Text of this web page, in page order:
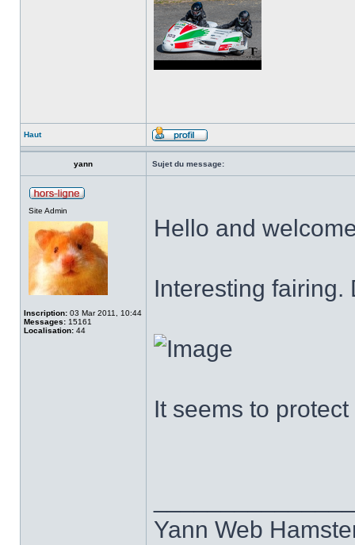
Haut
yann Sujet du message:
Site Admin
Inscription: 03 Mar 2011, 10:44
Messages: 15161
Localisation: 44
Hello and
Interesting fairing.
It seems to
Yann Web